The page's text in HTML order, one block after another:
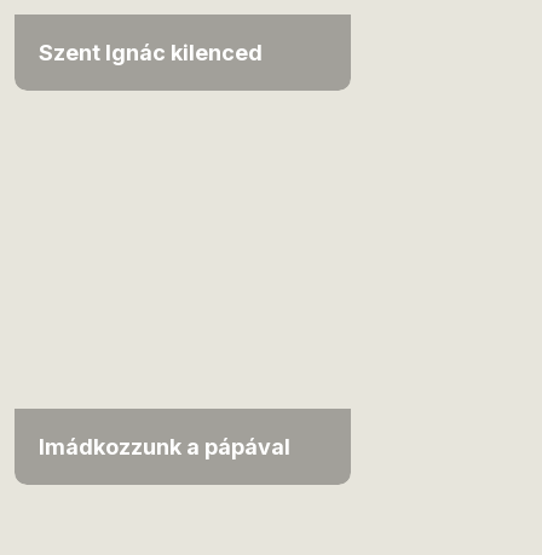
Szent Ignác kilenced
Imádkozzunk a pápával